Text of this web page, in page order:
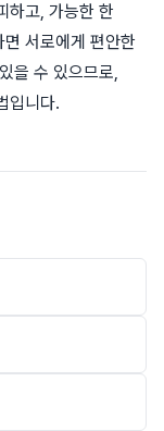
하고, 가능한 한
서로에게 편안한
을 수 있으므로,
입니다.